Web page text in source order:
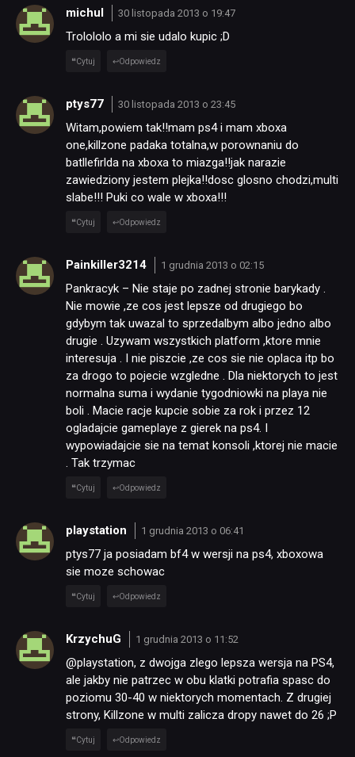
michul 30 listopada 2013 o 19:47
Trolololo a mi sie udalo kupic ;D
Cytuj Odpowiedz
ptys77 30 listopada 2013 o 23:45
Witam,powiem tak!!mam ps4 i mam xboxa
one,killzone padaka totalna,w porownaniu do
batllefirlda na xboxa to miazga!!jak narazie
zawiedziony jestem plejka!!dosc glosno chodzi,multi
slabe!!! Puki co wale w xboxa!!!
Cytuj Odpowiedz
Painkiller3214 1 grudnia 2013 o 02:15
Pankracyk – Nie staje po zadnej stronie barykady .
Nie mowie ,ze cos jest lepsze od drugiego bo
gdybym tak uwazal to sprzedalbym albo jedno albo
drugie . Uzywam wszystkich platform ,ktore mnie
interesuja . I nie piszcie ,ze cos sie nie oplaca itp bo
za drogo to pojecie wzgledne . Dla niektorych to jest
normalna suma i wydanie tygodniowki na playa nie
boli . Macie racje kupcie sobie za rok i przez 12
ogladajcie gameplaye z gierek na ps4. I
wypowiadajcie sie na temat konsoli ,ktorej nie macie
. Tak trzymac
Cytuj Odpowiedz
playstation 1 grudnia 2013 o 06:41
ptys77 ja posiadam bf4 w wersji na ps4, xboxowa
sie moze schowac
Cytuj Odpowiedz
KrzychuG 1 grudnia 2013 o 11:52
@playstation, z dwojga zlego lepsza wersja na PS4,
ale jakby nie patrzec w obu klatki potrafia spasc do
poziomu 30-40 w niektorych momentach. Z drugiej
strony, Killzone w multi zalicza dropy nawet do 26 ;P
Cytuj Odpowiedz